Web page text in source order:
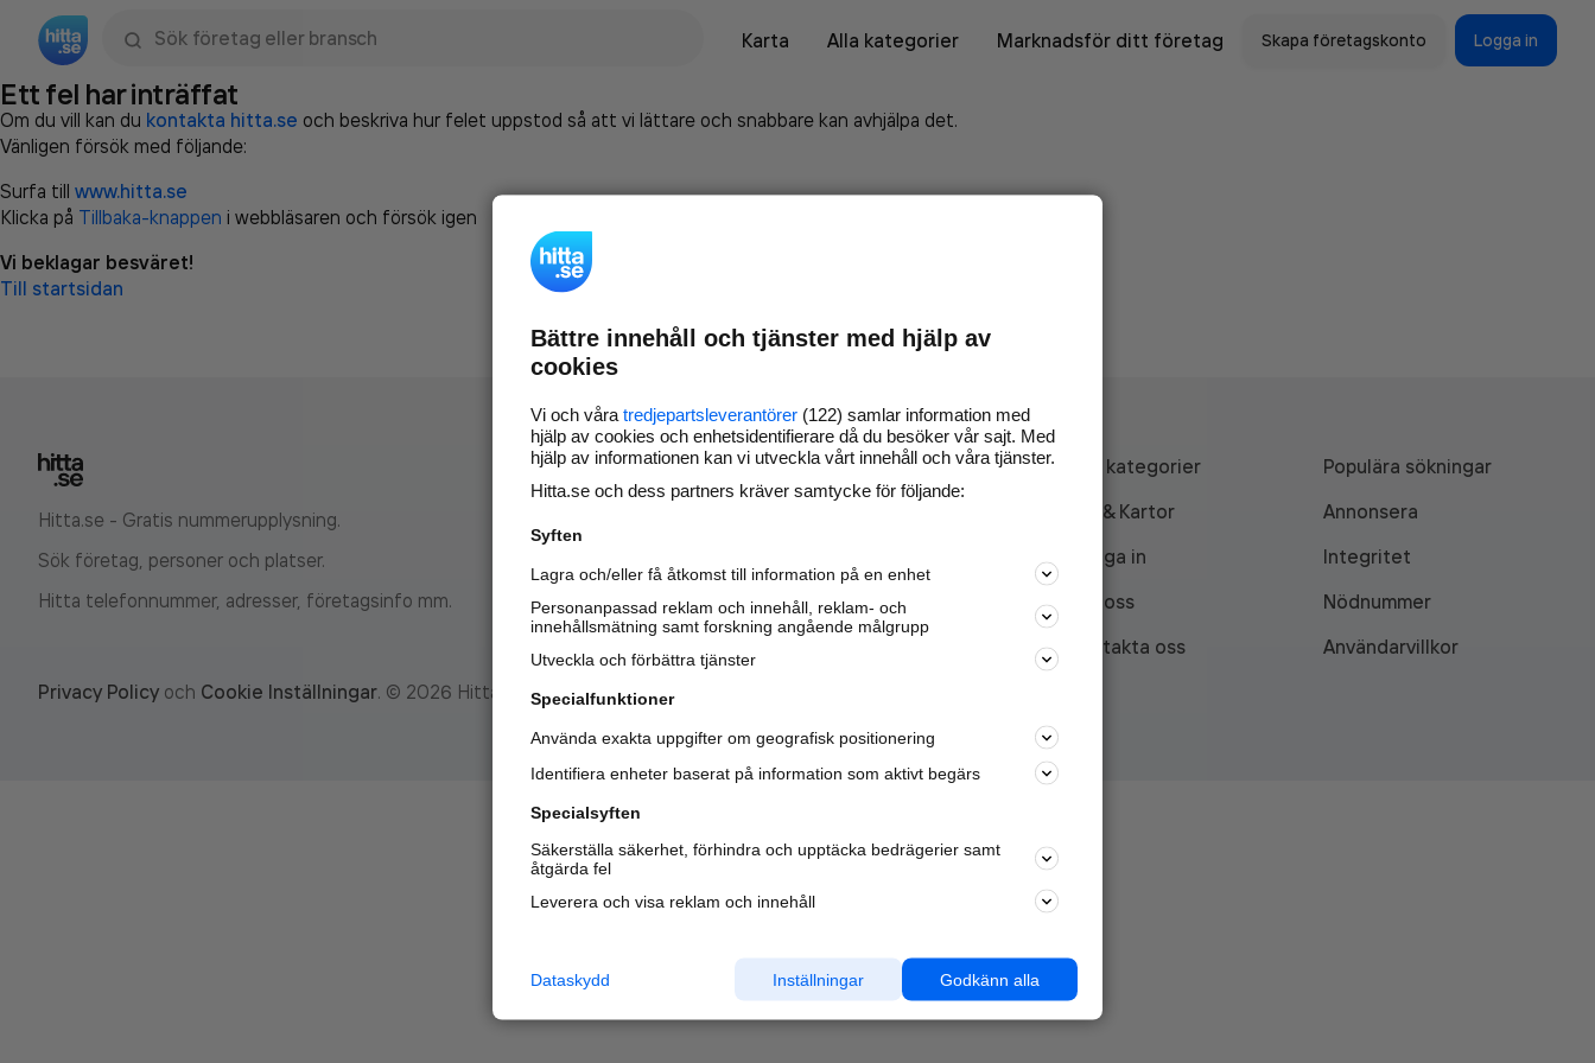
Karta
Alla kategorier Marknadsför ditt företag Skapa företagskonto Logga in
Ett fel har inträffat
Om du vill kan du kontakta hitta.se och beskriva hur felet uppstod så att vi lättare och snabbare kan avhjälpa det.
Vänligen försök med följande:
Surfa till www.hitta.se
Klicka på Tillbaka-knappen i webbläsaren och försök igen
Vi beklagar besväret!
Till startsidan
Hitta.se - Gratis nummerupplysning.
Sök företag, personer och platser.
Hitta telefonnummer, adresser, företagsinfo mm.
Marknadsför företaget på
nya kunder och
samarbetspartners nära dig.
Läs mer här
Alla kategorier
Populära sökningar
API & Kartor
Annonsera
Logga in
Integritet
Om oss
Nödnummer
Kontakta oss
Användarvillkor
Privacy Policy och Cookie Inställningar. © 2026 Hitta.se
Bättre innehåll och tjänster med hjälp av
cookies
Vi och våra tredjepartsleverantörer (122) samlar information med
hjälp av cookies och enhetsidentifierare då du besöker vår sajt. Med
hjälp av informationen kan vi utveckla vårt innehåll och våra tjänster.
Hitta.se och dess partners kräver samtycke för följande:
Syften
Lagra och/eller få åtkomst till information på en enhet
Personanpassad reklam och innehåll, reklam- och
innehållsmätning samt forskning angående målgrupp
Utveckla och förbättra tjänster
Specialfunktioner
Använda exakta uppgifter om geografisk positionering
Identifiera enheter baserat på information som aktivt begärs
Specialsyften
Säkerställa säkerhet, förhindra och upptäcka bedrägerier samt
åtgärda fel
Leverera och visa reklam och innehåll
Godkänn alla
Inställningar
Dataskydd